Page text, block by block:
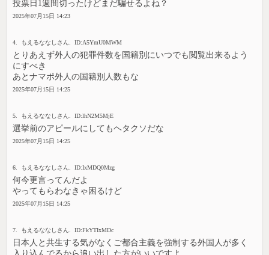
投票日1週間切ったけどまだ騙せるよね？
2025年07月15日 14:23
4. もえるななしさん. ID:A5YmU0MWM
とりあえず外人の犯罪件数を国籍別にいつでも閲覧出来るよう
にすべき
あとナマポ外人の国籍別人数もな
2025年07月15日 14:25
5. もえるななしさん. ID:lhN2M5MjE
選挙前のアピールにしてもヘタクソだな
2025年07月15日 14:25
6. もえるななしさん. ID:IxMDQ0Mzg
何今更言ってんだよ
やってもらわなきゃ困るけど
2025年07月15日 14:25
7. もえるななしさん. ID:FkYTIxMDc
日本人と共生する気がなくご都合主義を強制する外国人が多く